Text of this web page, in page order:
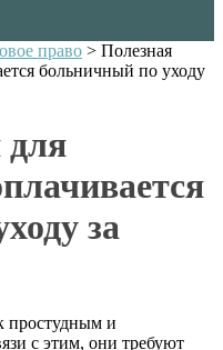
право > Полезная
больничный по уходу
для
за
простудным и
с этим, они требуют